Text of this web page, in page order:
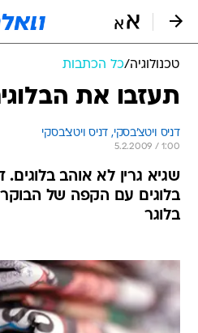
טכנולוגיה/כל הכתבות
תעזבו את
דניס ויטצ'בסקי, דניס ויטצ'בסקי
5.2.2009 / 1:00
שגיא גרין לא אוהב בלוגים.
בלוגים עם הקפה של הבוקר
בלוגר